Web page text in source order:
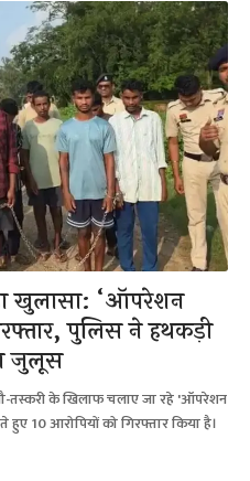
खुलासा: ‘ऑपरेशन
पुलिस ने हथकड़ी
जुलूस
तस्करी के खिलाफ चलाए जा रहे 'ऑपरेशन
10 आरोपियों को गिरफ्तार किया है।